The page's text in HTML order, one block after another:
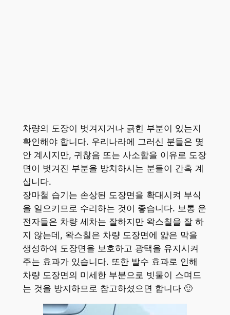
차량의 도장이 벗겨지거나 긁힌 부분이 있는지
확인해야 합니다. 우리나라에 그러신 분들은 몇
안 계시지만, 귀찮음 또는 사소함을 이유로 도장
면이 벗겨진 부분을 방치하시는 분들이 간혹 계
십니다.
장마철 습기는 손상된 도장면을 확대시켜 부식
을 일으키므로 수리하는 것이 좋습니다. 보통 운
전자들은 차량 세차는 잘하지만 왁스칠을 잘 하
지 않는데, 왁스칠은 차량 도장면에 얇은 막을
생성하여 도장면을 보호하고 광택을 유지시켜
주는 효과가 있습니다. 또한 발수 효과로 인해
차량 도장면의 미세한 부분으로 빗물이 스며드
는 것을 방지하므로 참고하셨으면 합니다 🙂